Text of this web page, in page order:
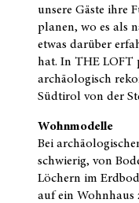
unsere Gäste ihre
planen, wo es als
etwas darüber
hat. In THE LOFT
archäologisch
Südtirol von der
Wohnmodelle
Bei
schwierig, von
Löchern im
auf ein Wohnhaus